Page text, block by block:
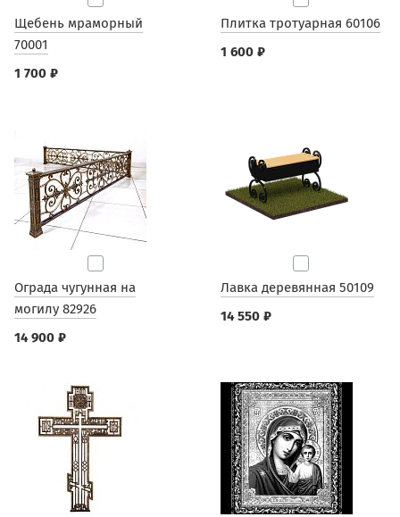
Щебень мраморный
70001
1 700 ₽
Плитка тротуарная 60106
1 600 ₽
Ограда чугунная на
могилу 82926
14 900 ₽
Лавка деревянная 50109
14 550 ₽